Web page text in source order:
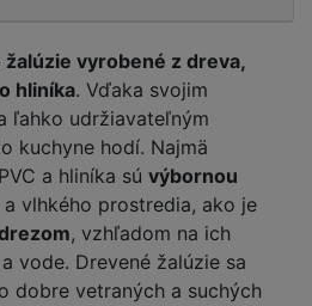
vyrobené z dreva,
hliníka. Vďaka svojim
ľahko udržiavateľným
kuchyne hodí. Najmä
a hliníka sú výbornou
vlhkého prostredia, ako je
, vzhľadom na ich
vode. Drevené žalúzie sa
dobre vetraných a suchých